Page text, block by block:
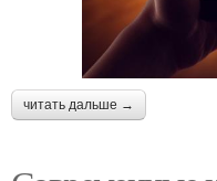
читать дальше →